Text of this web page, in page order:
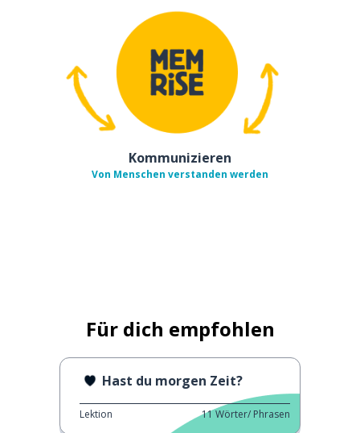
Kommunizieren
Von Menschen verstanden werden
Für dich empfohlen
Hast du morgen Zeit?
Lektion 11Wörter/ Phrasen